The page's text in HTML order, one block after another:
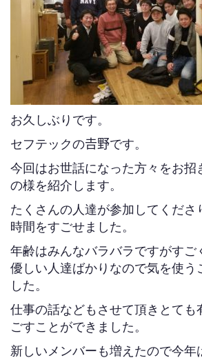
お久しぶりです。
セフテックの𠮷野です。
今回はお世話になった方々をお招
の様を紹介します。
たくさんの人達が参加してくださ
時間をすごせました。
年齢はみんなバラバラですがすご
優しい人達ばかりなので気を使う
した。
仕事の話などもさせて頂きとても
ごすことができました。
新しいメンバーも増えたので今年